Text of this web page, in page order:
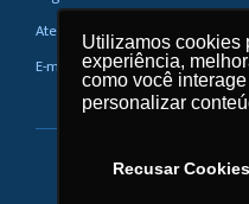
Utilizamos cookies
experiência,
como você
personalizar
Recusar Cookies
Utilizamos cookies
experiência,
como você
personalizar
Recusar Cookies
Atendimento:
0800 948 0048
E-mail: